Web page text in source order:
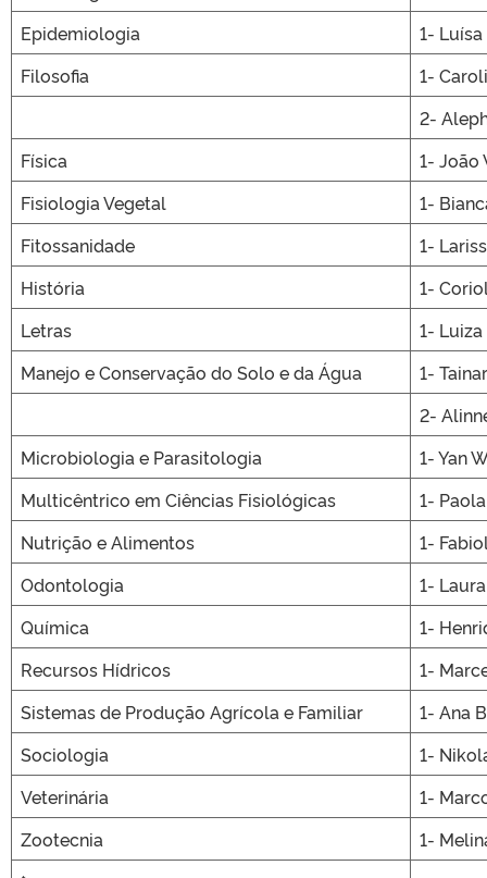
Epidemiologia
1-
Filosofia
1-
2-
Física
1- João
Fisiologia Vegetal
1-
Fitossanidade
1-
História
1-
Letras
1-
Manejo e Conservação do Solo e da Água
1-
2-
Microbiologia e Parasitologia
1- Yan
Multicêntrico em Ciências Fisiológicas
1-
Nutrição e Alimentos
1-
Odontologia
1-
Química
1-
Recursos Hídricos
1-
Sistemas de Produção Agrícola e Familiar
1- Ana
Sociologia
1-
Veterinária
1-
Zootecnia
1-